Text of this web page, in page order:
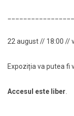
22 august // 18:00 //
Expoziția va putea fi
Accesul este liber